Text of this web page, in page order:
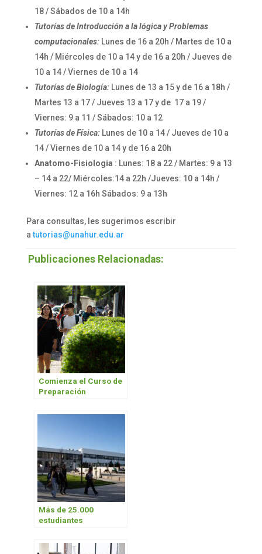
18 / Sábados de 10 a 14h
Tutoríasde Introducción a la lógica y Problemas
computacionales:Lunes de 16 a 20h / Martes de 10 a
14h / Miércoles de 10 a 14 y de 16 a 20h / Jueves de
10 a 14 / Viernes de 10 a 14
Tutorías de Biología:Lunes de 13 a 15 y de 16 a 18h /
Martes 13 a 17 / Jueves 13 a 17 y de 17 a 19 /
Viernes: 9 a 11 / Sábados: 10 a 12
Tutorías de Física:Lunes de 10 a 14 / Jueves de 10 a
14 / Viernes de 10 a 14 y de 16 a 20h
Anatomo-Fisiología : Lunes: 18 a 22 / Martes: 9 a 13
– 14 a 22/ Miércoles:14 a 22h /Jueves: 10 a 14h /
Viernes: 12 a 16h Sábados: 9 a 13h
Para consultas, les sugerimos escribir
atutorias@unahur.edu.ar
Publicaciones Relacionadas:
Comienza el Curso de
Preparación
1er cuatrimestre 2024
Más de 25.000
estudiantes
clases